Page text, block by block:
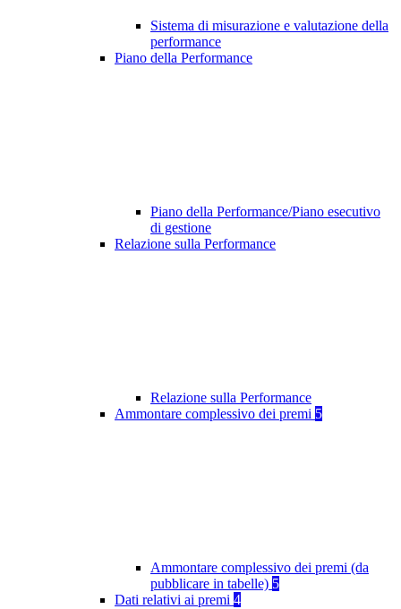
Sistema di misurazione e valutazione della
performance
Piano della Performance
Piano della Performance/Piano esecutivo
di gestione
Relazione sulla Performance
Relazione sulla Performance
Ammontare complessivo dei premi 5
Ammontare complessivo dei premi (da
pubblicare in tabelle) 5
Dati relativi ai premi 4